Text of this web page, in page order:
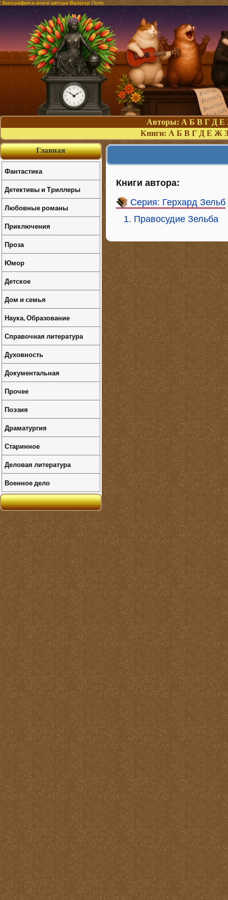
Биография и книги автора Вальтер Попп
Авторы: А Б В Г Д Е
Книги: А Б В Г Д Е Ж З
Книги автора:
Серия: Герхард Зельб
1. Правосудие Зельба
Главная
Фантастика
Детективы и Триллеры
Любовные романы
Приключения
Проза
Юмор
Детское
Дом и семья
Наука, Образование
Справочная литература
Духовность
Документальная
Прочее
Поэзия
Драматургия
Старинное
Деловая литература
Военное дело